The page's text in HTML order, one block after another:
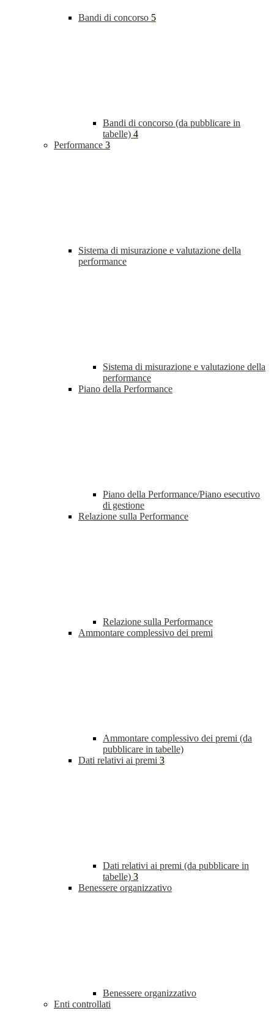
Bandi di concorso 5
Bandi di concorso (da pubblicare in
tabelle) 4
Performance 3
Sistema di misurazione e valutazione della
performance
Sistema di misurazione e valutazione della
performance
Piano della Performance
Piano della Performance/Piano esecutivo
di gestione
Relazione sulla Performance
Relazione sulla Performance
Ammontare complessivo dei premi
Ammontare complessivo dei premi (da
pubblicare in tabelle)
Dati relativi ai premi 3
Dati relativi ai premi (da pubblicare in
tabelle) 3
Benessere organizzativo
Benessere organizzativo
Enti controllati